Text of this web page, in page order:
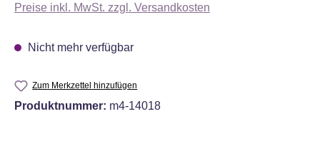
Preise inkl. MwSt. zzgl. Versandkosten
Nicht mehr verfügbar
Zum Merkzettel hinzufügen
Produktnummer: m4-14018